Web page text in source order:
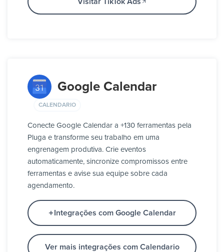
Visitar TikTok Ads
Google Calendar
CALENDARIO
Conecte Google Calendar a +130 ferramentas pela
Pluga e transforme seu trabalho em uma
engrenagem produtiva. Crie eventos
automaticamente, sincronize compromissos entre
ferramentas e avise sua equipe sobre cada
agendamento.
Integrações com Google Calendar
Ver mais integrações com Calendario